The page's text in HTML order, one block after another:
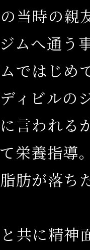
当時の親
ムへ通う
ではじめ
ィビルの
言われる
栄養指導
肪が落ち
共に精神